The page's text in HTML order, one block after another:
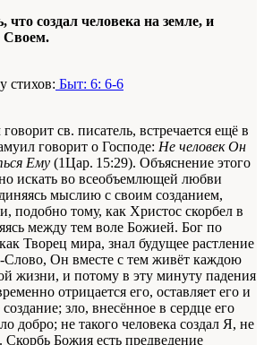
что создал человека на земле, и
Своем.
стихов: Быт: 6: 6-6
св. писатель, встречается ещё в
говорит о Господе: Не человек Он
Ему (1Цар. 15:29). Объяснение этого
искать во всеобъемлющей любви
мыслию с своим созданием,
подобно тому, как Христос скорбел в
между тем воле Божией. Бог по
Творец мира, знал будущее растление
Слово, Он вместе с тем живёт каждою
жизни, и потому в эту минуту падения
отрицается его, оставляет его и
зло, внесённое в сердце его
добро; не такого человека создал Я, не
Скорбь Божия есть предведение